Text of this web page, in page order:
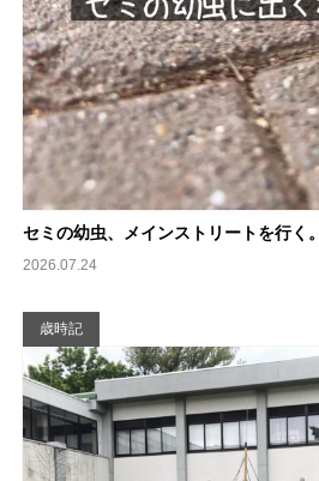
セミの幼虫、メインストリートを行く。
2026.07.24
歳時記